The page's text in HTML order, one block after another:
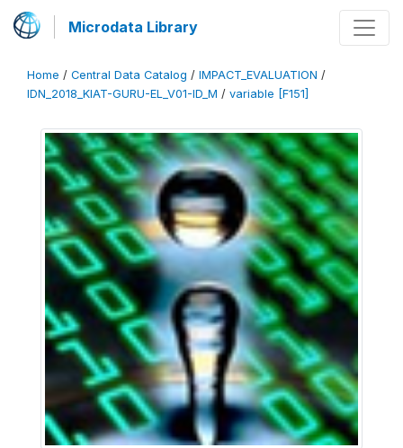
Microdata Library
Home / Central Data Catalog / IMPACT_EVALUATION /
IDN_2018_KIAT-GURU-EL_V01-ID_M / variable [F151]